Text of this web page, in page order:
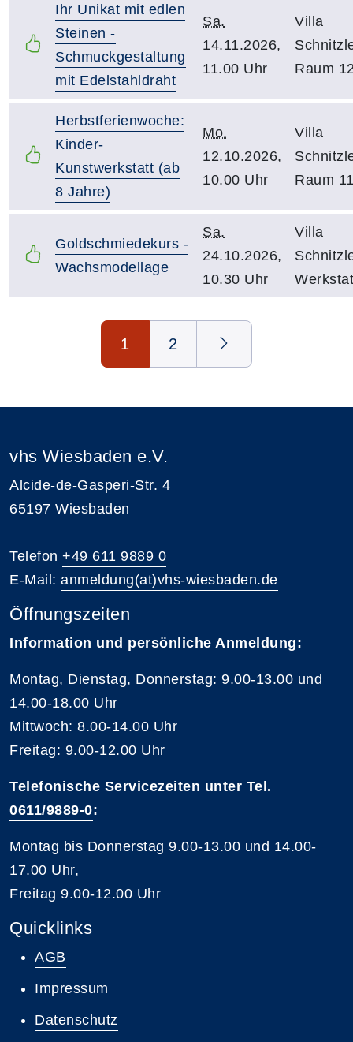
Ihr Unikat mit edlen
Steinen -
Schmuckgestaltung
mit Edelstahldraht
Sa.
14.11.2026,
11.00 Uhr
Villa
Raum
Herbstferienwoche:
Kinder-
Kunstwerkstatt (ab
8 Jahre)
Mo.
12.10.2026,
10.00 Uhr
Villa
Raum
Goldschmiedekurs -
Wachsmodellage
Sa.
24.10.2026,
10.30 Uhr
Villa
1 2
vhs Wiesbaden e.V.
Alcide-de-Gasperi-Str. 4
65197 Wiesbaden
Telefon +49 611 9889 0
E-Mail: anmeldung(at)vhs-wiesbaden.de
Öffnungszeiten
Information und persönliche Anmeldung:
Montag, Dienstag, Donnerstag: 9.00-13.00 und
14.00-18.00 Uhr
Mittwoch: 8.00-14.00 Uhr
Freitag: 9.00-12.00 Uhr
Telefonische Servicezeiten unter Tel.
0611/9889-0:
Montag bis Donnerstag 9.00-13.00 und 14.00-
17.00 Uhr,
Freitag 9.00-12.00 Uhr
Quicklinks
AGB
Impressum
Datenschutz